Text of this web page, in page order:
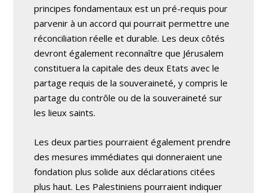
principes fondamentaux est un pré-requis pour
parvenir à un accord qui pourrait permettre une
réconciliation réelle et durable. Les deux côtés
devront également reconnaître que Jérusalem
constituera la capitale des deux Etats avec le
partage requis de la souveraineté, y compris le
partage du contrôle ou de la souveraineté sur
les lieux saints.
Les deux parties pourraient également prendre
des mesures immédiates qui donneraient une
fondation plus solide aux déclarations citées
plus haut. Les Palestiniens pourraient indiquer